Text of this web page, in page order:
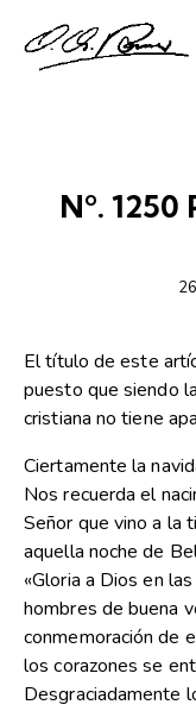
Nº.
El título de este
puesto que siendo
cristiana no tiene
Ciertamente la
Nos recuerda el
Señor que vino a la
aquella noche de
«Gloria a Dios en
hombres de buena
conmemoración de
los corazones se
Desgraciadamente